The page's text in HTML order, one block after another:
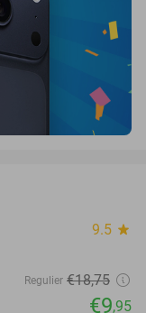
9.5 star
Regulier €18,75
€9,95